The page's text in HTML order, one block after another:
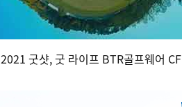
2021 굿샷, 굿 라이프 BTR골프웨어 CF